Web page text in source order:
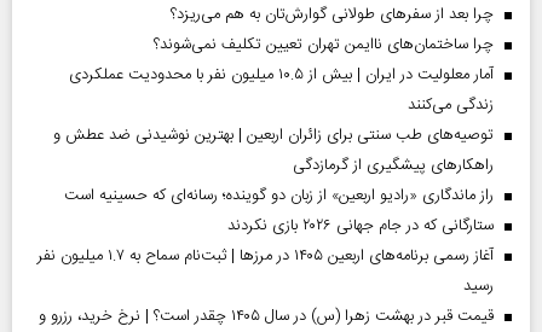
چرا بعد از سفرهای طولانی گوارش‌تان به هم می‌ریزد؟
چرا ساختمان‌های ناایمن تهران تعیین تکلیف نمی‌شوند؟
آمار معلولیت در ایران | بیش از ۱۰.۵ میلیون نفر با محدودیت عملکردی
زندگی می‌کنند
توصیه‌های طب سنتی برای زائران اربعین | بهترین نوشیدنی ضد عطش و
راهکارهای پیشگیری از گرمازدگی
راز ماندگاری «رادیو اربعین» از زبان دو گوینده؛ رسانه‌ای که حسینیه است
ستارگانی که در جام جهانی ۲۰۲۶ بازی نکردند
آغاز رسمی برنامه‌های اربعین ۱۴۰۵ در مرز‌ها | ثبت‌نام سماح به ۱.۷ میلیون نفر
رسید
قیمت قبر در بهشت زهرا (س) در سال ۱۴۰۵ چقدر است؟ | نرخ خرید، رزرو و